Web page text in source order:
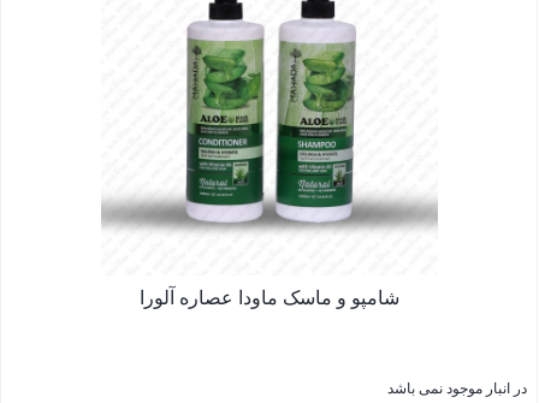
شامپو و ماسک ماودا عصاره آلورا
در انبار موجود نمی باشد